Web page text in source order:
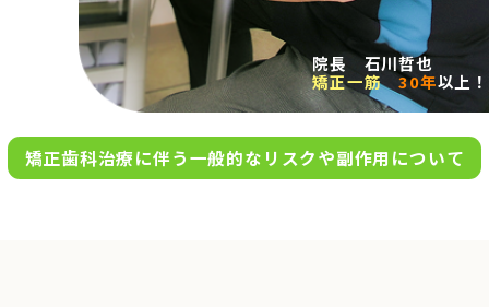
アクセス
お問い合わせ
完全
0120-695-578
院長 石川哲也
矯正一筋
30年以上！
矯正歯科治療に伴う一般的なリスクや副作用について